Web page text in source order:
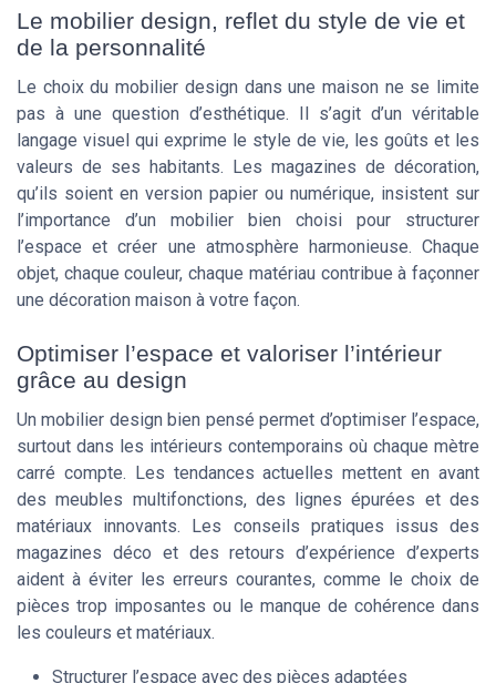
Le mobilier design, reflet du style de vie et
de la personnalité
Le choix du mobilier design dans une maison ne se limite
pas à une question d’esthétique. Il s’agit d’un véritable
langage visuel qui exprime le style de vie, les goûts et les
valeurs de ses habitants. Les magazines de décoration,
qu’ils soient en version papier ou numérique, insistent sur
l’importance d’un mobilier bien choisi pour structurer
l’espace et créer une atmosphère harmonieuse. Chaque
objet, chaque couleur, chaque matériau contribue à façonner
une décoration maison à votre façon.
Optimiser l’espace et valoriser l’intérieur
grâce au design
Un mobilier design bien pensé permet d’optimiser l’espace,
surtout dans les intérieurs contemporains où chaque mètre
carré compte. Les tendances actuelles mettent en avant
des meubles multifonctions, des lignes épurées et des
matériaux innovants. Les conseils pratiques issus des
magazines déco et des retours d’expérience d’experts
aident à éviter les erreurs courantes, comme le choix de
pièces trop imposantes ou le manque de cohérence dans
les couleurs et matériaux.
Structurer l’espace avec des pièces adaptées